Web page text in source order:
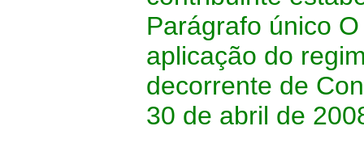
Parágrafo único
aplicação do
decorrente de
30 de abril de